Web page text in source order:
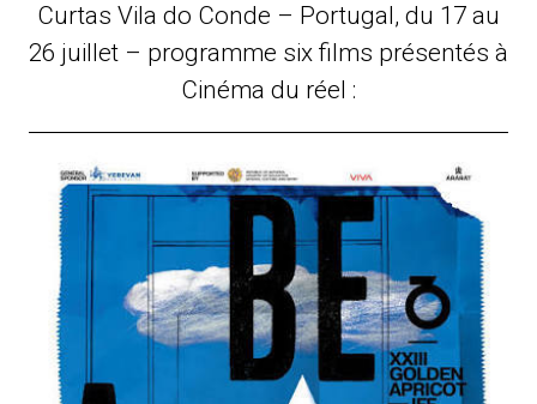
Curtas Vila do Conde – Portugal, du 17 au
26 juillet – programme six films présentés à
Cinéma du réel :